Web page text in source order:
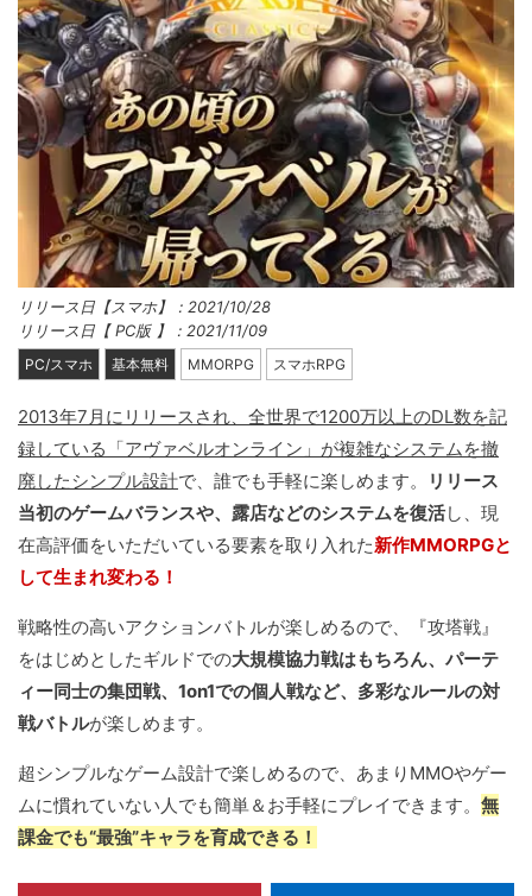
リリース日【スマホ】：2021/10/28
リリース日【 PC版 】：2021/11/09
PC/スマホ 基本無料 MMORPG スマホRPG
2013年7月にリリースされ、全世界で1200万以上のDL数を記
録している「アヴァベルオンライン」が複雑なシステムを撤
廃したシンプル設計で、誰でも手軽に楽しめます。
リリース
当初のゲームバランスや、露店などのシステムを復活し、現
在高評価をいただいている要素を取り入れた新作MMORPGと
して生まれ変わる！
戦略性の高いアクションバトルが楽しめるので、『攻塔戦』
をはじめとしたギルドでの大規模協力戦はもちろん、パーテ
ィー同士の集団戦、1on1での個人戦など、多彩なルールの対
戦バトルが楽しめます。
超シンプルなゲーム設計で楽しめるので、あまりMMOやゲー
ムに慣れていない人でも簡単＆お手軽にプレイできます。 無
課金でも“最強”キャラを育成できる！